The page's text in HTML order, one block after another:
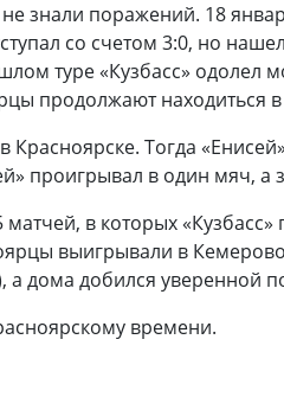
знали поражений. 18
со счетом 3:0, но
туре «Кузбасс» одолел
продолжают находиться
Тогда
проигрывал в один мяч, а
в которых
выигрывали в
а дома добился уверенной
времени.